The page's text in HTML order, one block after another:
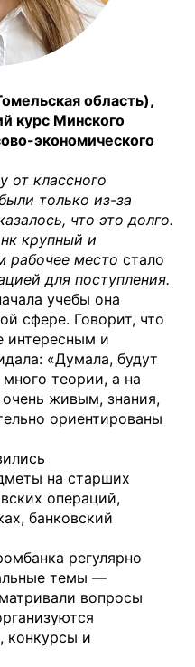
область),
курс Минского
экономического
от классного
только из-за
что это долго.
крупный и
рабочее место стало
для поступления.
учебы она
сфере. Говорит, что
интересным и
«Думала, будут
теории, а на
живым, знания,
ориентированы
на старших
операций,
банковский
регулярно
темы —
вопросы
конкурсы и